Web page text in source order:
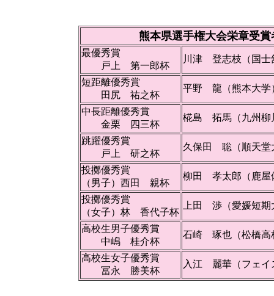
熊本県選手権大会栄章受賞
最優秀賞
戸上 第一郎杯
川津 登志枝（国士
短距離優秀賞
田尻 祐之杯
平野 龍（熊本大学
中長距離優秀賞
金栗 四三杯
椛島 拓馬（九州柳
跳躍優秀賞
戸上 研之杯
久保田 聡（順天堂
投擲優秀賞
（男子）西田 親杯
柳田 孝太郎（鹿屋
投擲優秀賞
（女子）林 香代子杯
上田 渉（愛媛短期
高校生男子優秀賞
中嶋 桂介杯
石崎 琢也（松橋高
高校生女子優秀賞
冨永 勝美杯
入江 麗華（フェイ